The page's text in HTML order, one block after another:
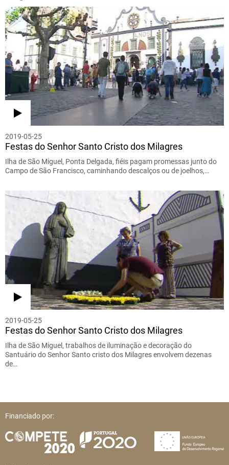
2019-05-25
Festas do Senhor Santo Cristo dos Milagres
Ilha de São Miguel, Ponta Delgada, fiéis pagam promessas junto do
Campo de São Francisco, caminhando descalços ou de joelhos,…
2019-05-25
Festas do Senhor Santo Cristo dos Milagres
Ilha de São Miguel, trabalhos de iluminação e decoração do
Santuário do Senhor Santo cristo dos Milagres envolvem dezenas
de…
Financiado por: